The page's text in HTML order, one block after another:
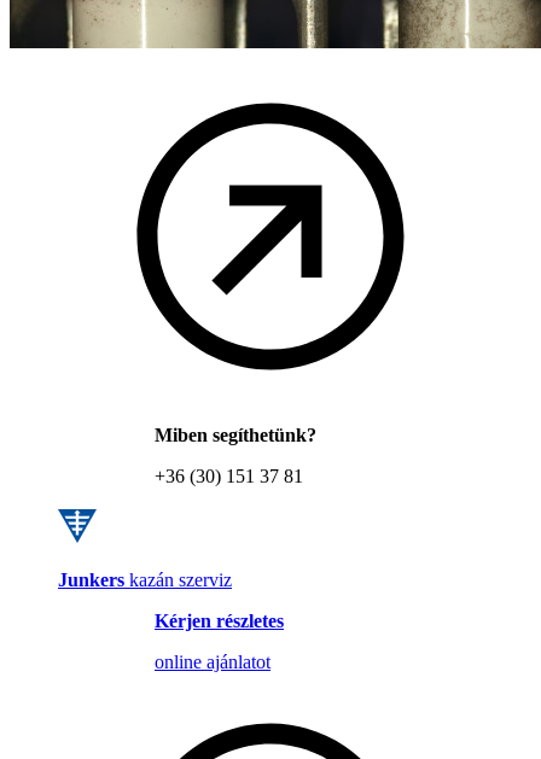
Miben segíthetünk?
+36 (30) 151 37 81
Junkers kazán szerviz
Kérjen részletes
online ajánlatot